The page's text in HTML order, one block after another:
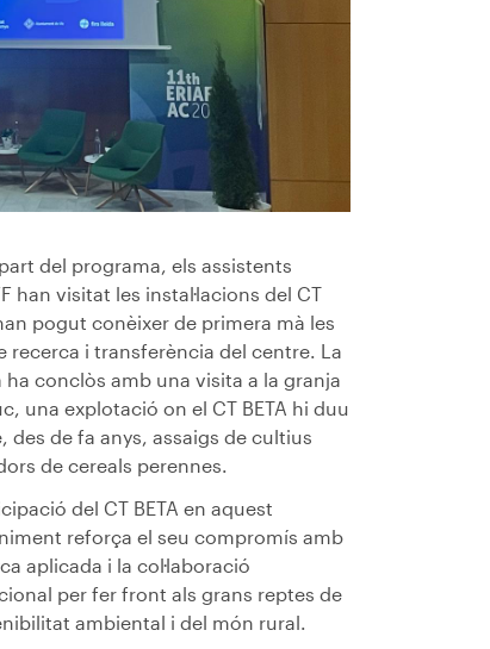
del programa, els assistents
han visitat les instal·lacions del CT
pogut conèixer de primera mà les
recerca i transferència del centre. La
ha conclòs amb una visita a la granja
una explotació on el CT BETA hi duu
des de fa anys, assaigs de cultius
de cereals perennes.
del CT BETA en aquest
reforça el seu compromís amb
aplicada i la col·laboració
per fer front als grans reptes de
ambiental i del món rural.